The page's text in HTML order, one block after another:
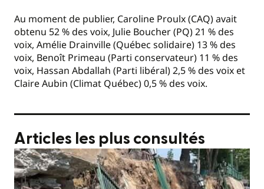
Au moment de publier, Caroline Proulx (CAQ) avait
obtenu 52 % des voix, Julie Boucher (PQ) 21 % des
voix, Amélie Drainville (Québec solidaire) 13 % des
voix, Benoît Primeau (Parti conservateur) 11 % des
voix, Hassan Abdallah (Parti libéral) 2,5 % des voix et
Claire Aubin (Climat Québec) 0,5 % des voix.
Articles les plus consultés